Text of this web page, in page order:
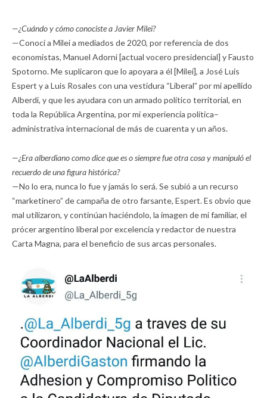
—¿Cuándo y cómo conociste a Javier Milei?
—Conocí a Milei a mediados de 2020, por referencia de dos
economistas, Manuel Adorni [actual vocero presidencial] y Fausto
Spotorno. Me suplicaron que lo apoyara a él [Milei], a José Luis
Espert y a Luis Rosales con una vestidura “Liberal” por mi apellido
Alberdi, y que les ayudara con un armado político territorial, en
toda la República Argentina, por mi experiencia política–
administrativa internacional de más de cuarenta y un años.
—¿Era alberdiano como dice que es o siempre fue otra cosa y manipuló el
recuerdo de una figura histórica?
—No lo era, nunca lo fue y jamás lo será. Se subió a un recurso
“marketinero” de campaña de otro farsante, Espert. Es obvio que
mal utilizaron, y continúan haciéndolo, la imagen de mi familiar, el
prócer argentino liberal por excelencia y redactor de nuestra
Carta Magna, para el beneficio de sus arcas personales.